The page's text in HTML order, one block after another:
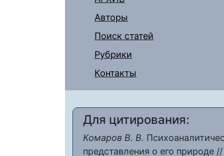
Авторы
Поиск статей
Рубрики
Контакты
Для цитирования:
Комаров В. В.
представления о его природе